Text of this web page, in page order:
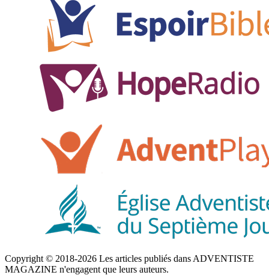
Copyright © 2018-2026 Les articles publiés dans ADVENTISTE
MAGAZINE n'engagent que leurs auteurs.